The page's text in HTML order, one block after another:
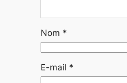
Nom *
E-mail *